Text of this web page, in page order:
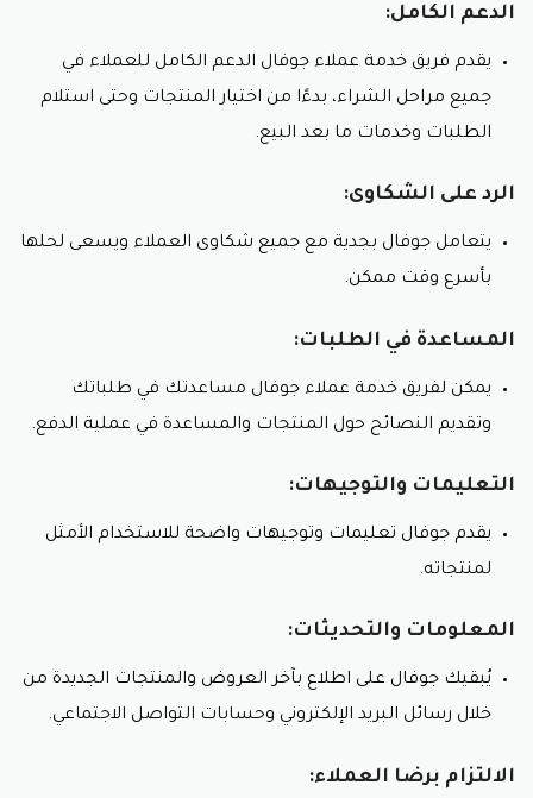
الدعم الكامل:
يقدم فريق خدمة عملاء جوفال الدعم الكامل للعملاء في
جميع مراحل الشراء، بدءًا من اختيار المنتجات وحتى استلام
الطلبات وخدمات ما بعد البيع.
الرد على الشكاوى:
يتعامل جوفال بجدية مع جميع شكاوى العملاء ويسعى لحلها
بأسرع وقت ممكن.
المساعدة في الطلبات:
يمكن لفريق خدمة عملاء جوفال مساعدتك في طلباتك
وتقديم النصائح حول المنتجات والمساعدة في عملية الدفع.
التعليمات والتوجيهات:
يقدم جوفال تعليمات وتوجيهات واضحة للاستخدام الأمثل
لمنتجاته.
المعلومات والتحديثات:
يُبقيك جوفال على اطلاع بآخر العروض والمنتجات الجديدة من
خلال رسائل البريد الإلكتروني وحسابات التواصل الاجتماعي.
الالتزام برضا العملاء: